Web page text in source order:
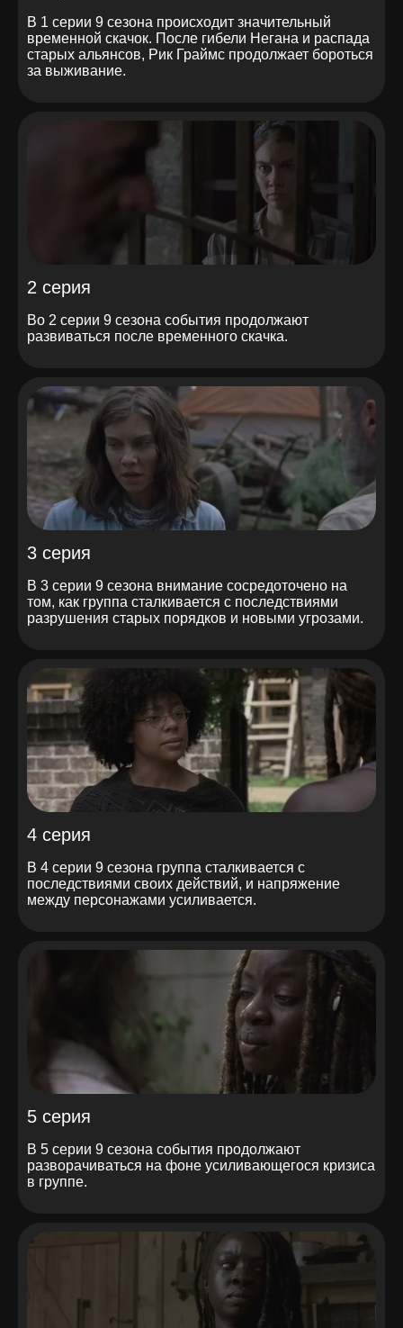
В 1 серии 9 сезона происходит значительный
временной скачок. После гибели Негана и распада
старых альянсов, Рик Граймс продолжает бороться
за выживание.
2 серия
Во 2 серии 9 сезона события продолжают
развиваться после временного скачка.
3 серия
В 3 серии 9 сезона внимание сосредоточено на
том, как группа сталкивается с последствиями
разрушения старых порядков и новыми угрозами.
4 серия
В 4 серии 9 сезона группа сталкивается с
последствиями своих действий, и напряжение
между персонажами усиливается.
5 серия
В 5 серии 9 сезона события продолжают
разворачиваться на фоне усиливающегося кризиса
в группе.